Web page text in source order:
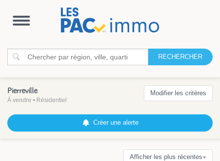
Ouvrir
RECHERCHER
Pierreville
À vendre • Résidentiel
Modifier les critères
Créer une alerte
Afficher les plus récentes